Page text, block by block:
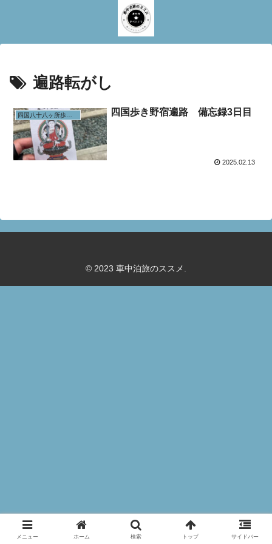
遍路転がし
四国八十八ヶ所歩きお遍路 四国歩き野宿遍路 備忘録3日目
2025.02.13
© 2023 車中泊旅のススメ.
メニュー ホーム 検索 トップ サイドバー